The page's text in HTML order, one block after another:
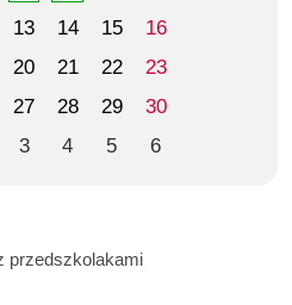
13 14 15
16
20 21 22
23
27 28 29
30
3 4 5 6
przedszkolakami